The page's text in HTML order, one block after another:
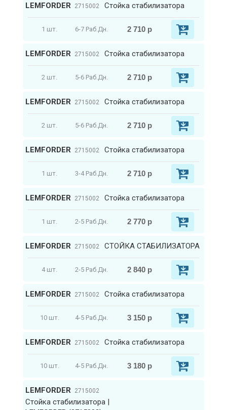
LEMFORDER 2715002 Стойка стабилизатора
1 шт. 6-7 Раб.Дн. 2 710 р
LEMFORDER 2715002 Стойка стабилизатора
2 шт. 5-6 Раб.Дн. 2 710 р
LEMFORDER 2715002 Стойка стабилизатора
2 шт. 5-6 Раб.Дн. 2 710 р
LEMFORDER 2715002 Стойка стабилизатора
1 шт. 3-4 Раб.Дн. 2 710 р
LEMFORDER 2715002 Стойка стабилизатора
1 шт. 2-5 Раб.Дн. 2 770 р
LEMFORDER 2715002 СТОЙКА СТАБИЛИЗАТОРА
4 шт. 2-5 Раб.Дн. 2 840 р
LEMFORDER 2715002 Стойка стабилизатора
10 шт. 4-5 Раб.Дн. 3 150 р
LEMFORDER 2715002 Стойка стабилизатора
10 шт. 4-5 Раб.Дн. 3 180 р
LEMFORDER 2715002
Стойка стабилизатора |